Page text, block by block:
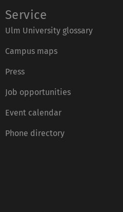
Service
Ulm University glossary
Campus maps
Press
Job opportunities
Event calendar
Phone directory